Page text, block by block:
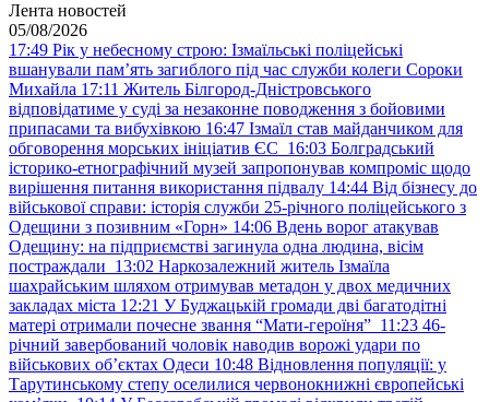
Лента новостей
05/08/2026
17:49 Рік у небесному строю: Ізмаїльські поліцейські
вшанували пам’ять загиблого під час служби колеги Сороки
Михайла 17:11 Житель Білгород-Дністровського
відповідатиме у суді за незаконне поводження з бойовими
припасами та вибухівкою 16:47 Ізмаїл став майданчиком для
обговорення морських ініціатив ЄС 16:03 Болградський
історико-етнографічний музей запропонував компроміс щодо
вирішення питання використання підвалу 14:44 Від бізнесу до
військової справи: історія служби 25-річного поліцейського з
Одещини з позивним «Горн» 14:06 Вдень ворог атакував
Одещину: на підприємстві загинула одна людина, вісім
постраждали 13:02 Наркозалежний житель Ізмаїла
шахрайським шляхом отримував метадон у двох медичних
закладах міста 12:21 У Буджацькій громади дві багатодітні
матері отримали почесне звання “Мати-героїня” 11:23 46-
річний завербований чоловік наводив ворожі удари по
військових обʼєктах Одеси 10:48 Відновлення популяції: у
Тарутинському степу оселилися червонокнижні європейські